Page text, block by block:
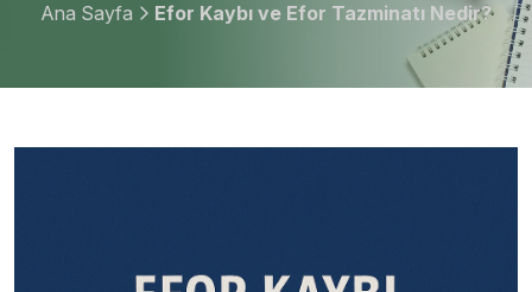
Ana Sayfa Efor Kaybı ve Efor Tazminatı Nedir?